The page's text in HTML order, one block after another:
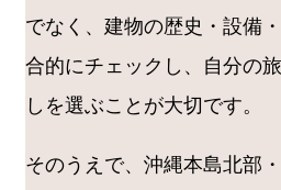
でなく、建物の歴史・設備
合的にチェックし、自分の
しを選ぶことが大切です。
そのうえで、沖縄本島北部